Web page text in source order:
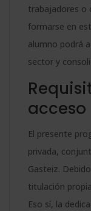
trabajadores o
formarse en
alumno podrá
sector y
acceso
El presente
privada,
Gasteiz.
titulación
Eso sí, la